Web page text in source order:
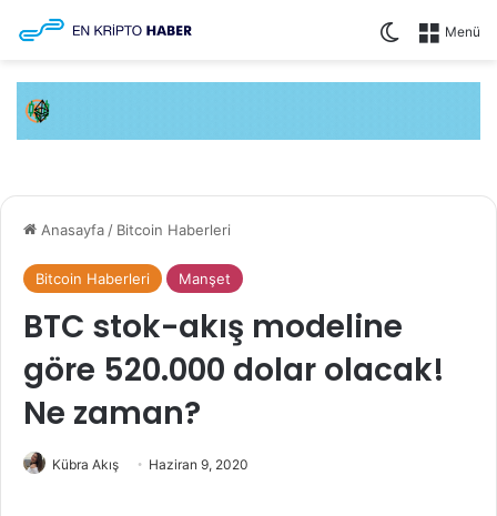
Menü
Dış
Anasayfa / Bitcoin Haberleri
Bitcoin Haberleri Manşet
BTC stok-akış modeline
göre 520.000 dolar olacak!
Ne zaman?
Kübra Akış Haziran 9, 2020